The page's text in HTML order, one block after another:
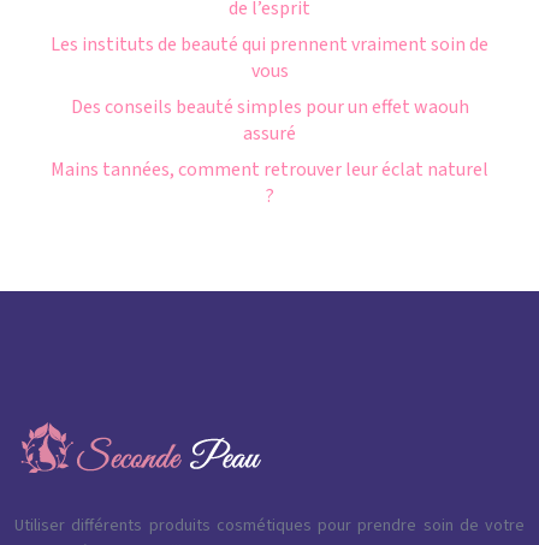
de l’esprit
Les instituts de beauté qui prennent vraiment soin de
vous
Des conseils beauté simples pour un effet waouh
assuré
Mains tannées, comment retrouver leur éclat naturel
?
Utiliser différents produits cosmétiques pour prendre soin de votre